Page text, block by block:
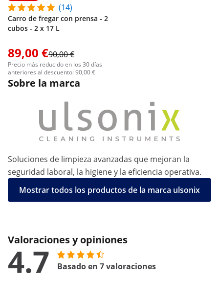
(14)
Carro de fregar con prensa - 2
cubos - 2 x 17 L
89,00 €90,00 €
Precio más reducido en los 30 días
anteriores al descuento: 90,00 €
Sobre la marca
Soluciones de limpieza avanzadas que mejoran la
seguridad laboral, la higiene y la eficiencia operativa.
Mostrar todos los productos de la marca ulsonix
Valoraciones y opiniones
4.7 Basado en 7 valoraciones